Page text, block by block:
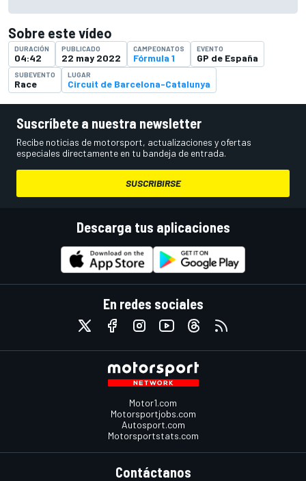
Sobre este vídeo
DURACIÓN
04:42
PUBLICADO
22 may 2022
CAMPEONATOS
Fórmula 1
EVENTO
GP de España
SUBEVENTO
Race
LUGAR
Circuit de Barcelona-Catalunya
Suscríbete a nuestra newsletter
Recibe noticias de motorsport, actualizaciones y ofertas
especiales directamente en tu bandeja de entrada.
SUSCRIBIRSE
Descarga tus aplicaciones
En redes sociales
Motor1.com
Motorsportjobs.com
Autosport.com
Motorsportstats.com
Contáctanos